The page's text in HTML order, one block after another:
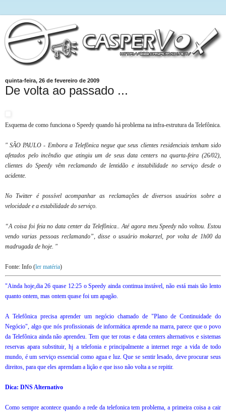
quinta-feira, 26 de fevereiro de 2009
De volta ao passado ...
Esquema de como funciona o Speedy quando há problema na infra-estrutura da Telefônica.
" SÃO PAULO - Embora a Telefônica negue que seus clientes residenciais tenham sido
afetados pelo incêndio que atingiu um de seus data centers na quarta-feira (26/02),
clientes do Speedy vêm reclamando de lentidão e instabilidade no serviço desde o
acidente.
No Twitter é possível acompanhar as reclamações de diversos usuários sobre a
velocidade e a estabilidade do serviço.
“A coisa foi feia no data center da Telefônica.. Até agora meu Speedy não voltou. Estou
vendo varias pessoas reclamando”, disse o usuário mokarzel, por volta de 1h00 da
madrugada de hoje. "
Fonte: Info (ler matéria)
"Ainda hoje,dia 26 quase 12:25 o Speedy ainda continua instável, não está mais tão lento
quanto ontem, mas ontem quase foi um apagão.
A Telefônica precisa aprender um negócio chamado de "Plano de Continuidade do
Negócio", algo que nós profissionais de informática aprende na marra, parece que o povo
da Telefônica ainda não aprendeu. Tem que ter rotas e data centers alternativos e sistemas
reservas apara substituir, hj a telefonia e principalmente a internet rege a vida de todo
mundo, é um serviço essencial como agua e luz. Que se sentir lesado, deve procurar seus
direitos, para que eles aprendam a lição e que isso não volta a se repitir.
Dica: DNS Alternativo
Como sempre acontece quando a rede da telefonica tem problema, a primeira coisa a cair